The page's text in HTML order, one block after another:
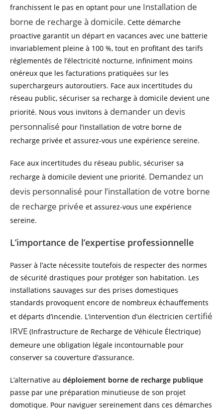
franchissent le pas en optant pour une Installation de
borne de recharge à domicile. Cette démarche
proactive garantit un départ en vacances avec une batterie
invariablement pleine à 100 %, tout en profitant des tarifs
réglementés de l’électricité nocturne, infiniment moins
onéreux que les facturations pratiquées sur les
superchargeurs autoroutiers. Face aux incertitudes du
réseau public, sécuriser sa recharge à domicile devient une
priorité. Nous vous invitons à demander un devis
personnalisé pour l’installation de votre borne de
recharge privée et assurez-vous une expérience sereine.
Face aux incertitudes du réseau public, sécuriser sa
recharge à domicile devient une priorité. Demandez un
devis personnalisé pour l’installation de votre borne
de recharge privée et assurez-vous une expérience
sereine.
L’importance de l’expertise professionnelle
Passer à l’acte nécessite toutefois de respecter des normes
de sécurité drastiques pour protéger son habitation. Les
installations sauvages sur des prises domestiques
standards provoquent encore de nombreux échauffements
et départs d’incendie. L’intervention d’un électricien certifié
IRVE (Infrastructure de Recharge de Véhicule Électrique)
demeure une obligation légale incontournable pour
conserver sa couverture d’assurance.
L’alternative au déploiement borne de recharge publique
passe par une préparation minutieuse de son projet
domotique. Pour naviguer sereinement dans ces démarches